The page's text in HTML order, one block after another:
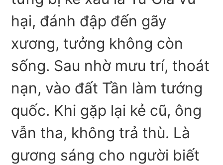
hại, đánh đập đến gãy
xương, tưởng không còn
sống. Sau nhờ mưu trí, thoát
nạn, vào đất Tần làm tướng
quốc. Khi gặp lại kẻ cũ, ông
vẫn tha, không trả thù. Là
gương sáng cho người biết